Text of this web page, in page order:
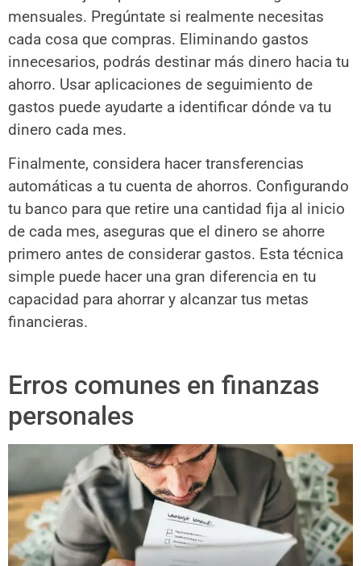
mensuales. Pregúntate si realmente necesitas
cada cosa que compras. Eliminando gastos
innecesarios, podrás destinar más dinero hacia tu
ahorro. Usar aplicaciones de seguimiento de
gastos puede ayudarte a identificar dónde va tu
dinero cada mes.
Finalmente, considera hacer transferencias
automáticas a tu cuenta de ahorros. Configurando
tu banco para que retire una cantidad fija al inicio
de cada mes, aseguras que el dinero se ahorre
primero antes de considerar gastos. Esta técnica
simple puede hacer una gran diferencia en tu
capacidad para ahorrar y alcanzar tus metas
financieras.
Erros comunes en finanzas
personales